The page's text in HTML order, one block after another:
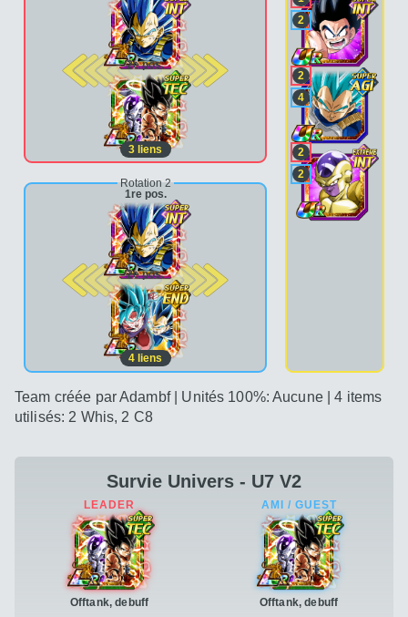
2e pos.
3 liens
Rotation 2
1re pos.
2e pos.
4 liens
2
2
4
2
2
Team créée par Adambf | Unités 100%: Aucune | 4 items
utilisés: 2 Whis, 2 C8
Survie Univers - U7 V2
Offtank, debuff Offtank, debuff